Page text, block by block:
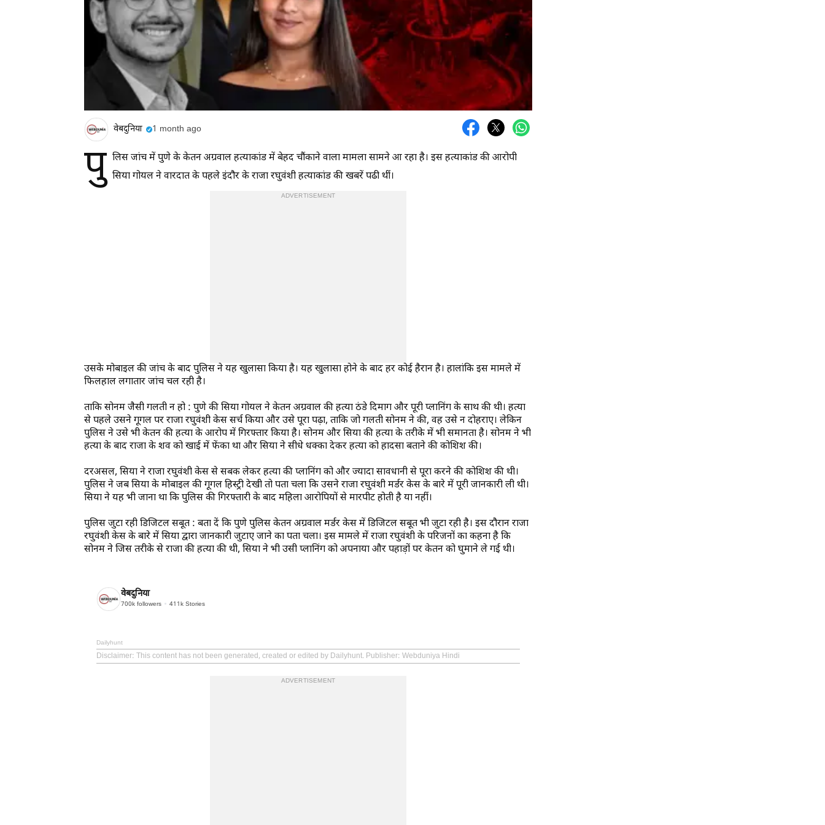
वेबदुनिया 1 month ago
पु लिस जांच में पुणे के केतन अग्रवाल हत्‍याकांड में बेहद चौंकाने वाला मामला सामने आ रहा है। इस हत्‍याकांड की आरोपी
सिया गोयल ने वारदात के पहले इंदौर के राजा रघुवंशी हत्‍याकांड की खबरें पढी थीं।
ADVERTISEMENT
उसके मोबाइल की जांच के बाद पुलिस ने यह खुलासा किया है। यह खुलासा होने के बाद हर कोई हैरान है। हालांकि इस मामले में
फिलहाल लगातार जांच चल रही है।
ताकि सोनम जैसी गलती न हो : पुणे की सिया गोयल ने केतन अग्रवाल की हत्या ठंडे दिमाग और पूरी प्लानिंग के साथ की थी। हत्या
से पहले उसने गूगल पर राजा रघुवंशी केस सर्च किया और उसे पूरा पढ़ा, ताकि जो गलती सोनम ने की, वह उसे न दोहराए। लेकिन
पुलिस ने उसे भी केतन की हत्या के आरोप में गिरफ्तार किया है। सोनम और सिया की हत्या के तरीके में भी समानता है। सोनम ने भी
हत्या के बाद राजा के शव को खाई में फेंका था और सिया ने सीधे धक्का देकर हत्या को हादसा बताने की कोशिश की।
दरअसल, सिया ने राजा रघुवंशी केस से सबक लेकर हत्या की प्लानिंग को और ज्यादा सावधानी से पूरा करने की कोशिश की थी।
पुलिस ने जब सिया के मोबाइल की गूगल हिस्ट्री देखी तो पता चला कि उसने राजा रघुवंशी मर्डर केस के बारे में पूरी जानकारी ली थी।
सिया ने यह भी जाना था कि पुलिस की गिरफ्तारी के बाद महिला आरोपियों से मारपीट होती है या नहीं।
पुलिस जुटा रही डिजिटल सबूत : बता दें कि पुणे पुलिस केतन अग्रवाल मर्डर केस में डिजिटल सबूत भी जुटा रही है। इस दौरान राजा
रघुवंशी केस के बारे में सिया द्वारा जानकारी जुटाए जाने का पता चला। इस मामले में राजा रघुवंशी के परिजनों का कहना है कि
सोनम ने जिस तरीके से राजा की हत्या की थी, सिया ने भी उसी प्लानिंग को अपनाया और पहाड़ों पर केतन को घुमाने ले गई थी।
वेबदुनिया
700k followers 411k Stories
Dailyhunt
Disclaimer: This content has not been generated, created or edited by Dailyhunt. Publisher: Webduniya Hindi
ADVERTISEMENT